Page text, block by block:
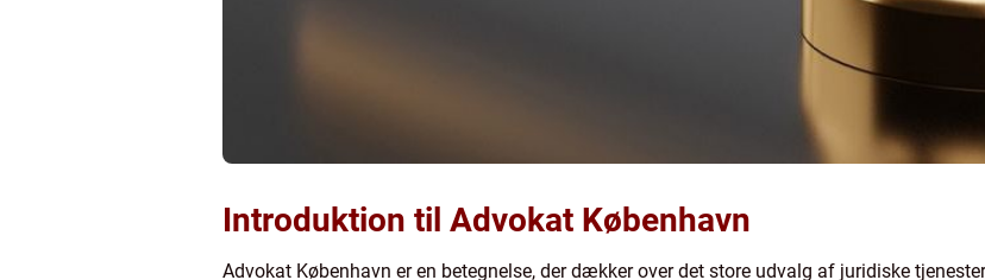
Introduktion til Advokat København
Advokat København er en betegnelse, der dækker over det store udvalg af juridiske